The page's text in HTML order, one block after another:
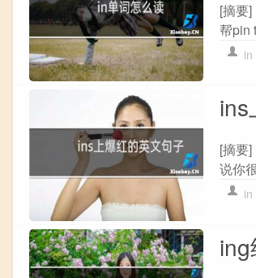
[摘要
帮pin
in
ins
[摘要
说你
in